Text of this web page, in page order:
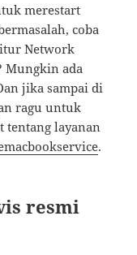
merestart
coba
Network
Mungkin ada
jika sampai di
ragu untuk
layanan
.
resmi